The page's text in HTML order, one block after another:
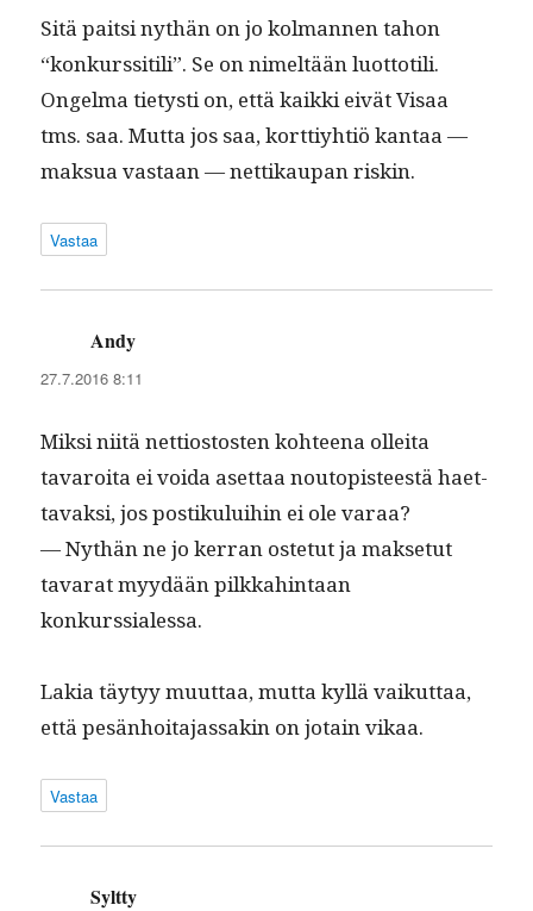
Sitä pait­si nythän on jo kol­man­nen tahon
“konkurssi­tili”. Se on nimeltään luot­totili.
Ongel­ma tietysti on, että kaik­ki eivät Visaa
tms. saa. Mut­ta jos saa, kort­tiy­htiö kan­taa —
mak­sua vas­taan — net­tikau­pan riskin.
Vastaa
Andy
27.7.2016 8:11
Mik­si niitä net­tios­tosten kohteena ollei­ta
tavaroi­ta ei voi­da aset­taa noutopis­teestä haet­
tavak­si, jos postiku­lui­hin ei ole varaa?
— Nythän ne jo ker­ran oste­tut ja mak­se­tut
tavarat myy­dään pilkkahin­taan
konkurssialessa.
Lakia täy­tyy muut­taa, mut­ta kyl­lä vaikut­taa,
että pesän­hoita­jas­sakin on jotain vikaa.
Vastaa
Syltty